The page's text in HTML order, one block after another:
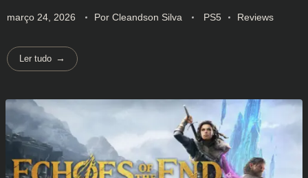
março 24, 2026 Por Cleandson Silva PS5 Reviews
Ler tudo